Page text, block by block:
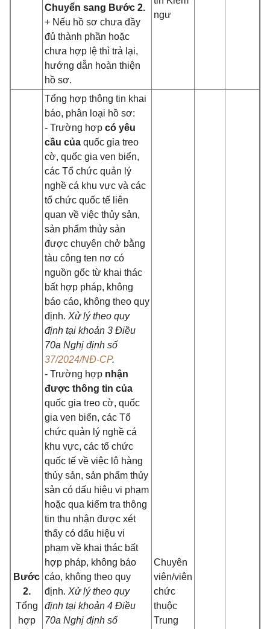
Chuyển sang Bước 2.
+ Nếu hồ sơ chưa đầy
đủ thành phần hoặc
chưa hợp lệ thì trả lại,
hướng dẫn hoàn thiện
hồ sơ.
ngư
Bước
2.
Tổng
hợp
Tổng hợp thông tin khai
báo, phân loại hồ sơ:
- Trường hợp có yêu
cầu của quốc gia treo
cờ, quốc gia ven biển,
các Tổ chức quản lý
nghề cá khu vực và các
tổ chức quốc tế liên
quan về việc thủy sản,
sản phẩm thủy sản
được chuyên chở bằng
tàu công ten nơ có
nguồn gốc từ khai thác
bất hợp pháp, không
báo cáo, không theo quy
định. Xử lý theo quy
định tại khoản 3 Điều
70a Nghị định số
37/2024/NĐ-CP.
- Trường hợp nhận
được thông tin của
quốc gia treo cờ, quốc
gia ven biển, các Tổ
chức quản lý nghề cá
khu vực, các tổ chức
quốc tế về việc lô hàng
thủy sản, sản phẩm thủy
sản có dấu hiệu vi phạm
hoặc qua kiểm tra thông
tin thu nhận được xét
thấy có dấu hiệu vi
phạm về khai thác bất
hợp pháp, không báo
cáo, không theo quy
định. Xử lý theo quy
định tại khoản 4 Điều
70a Nghị định số
Chuyên
viên/viên
chức
thuộc
Trung